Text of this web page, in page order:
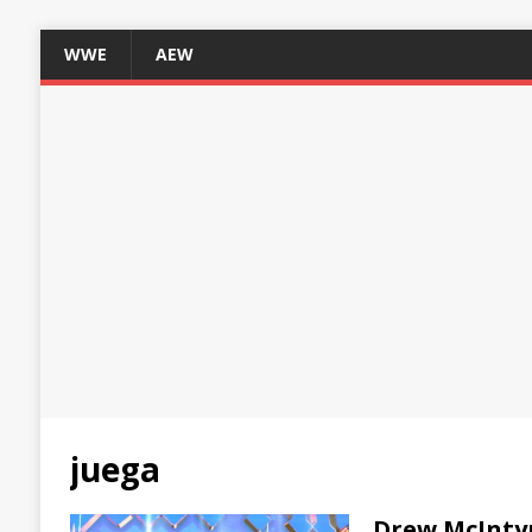
WWE AEW
juega